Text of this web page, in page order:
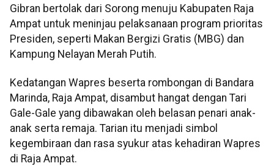
Gibran bertolak dari Sorong menuju Kabupaten Raja
Ampat untuk meninjau pelaksanaan program prioritas
Presiden, seperti Makan Bergizi Gratis (MBG) dan
Kampung Nelayan Merah Putih.
‎Kedatangan Wapres beserta rombongan di Bandara
Marinda, Raja Ampat, disambut hangat dengan Tari
Gale-Gale yang dibawakan oleh belasan penari anak-
anak serta remaja. Tarian itu menjadi simbol
kegembiraan dan rasa syukur atas kehadiran Wapres
di Raja Ampat.